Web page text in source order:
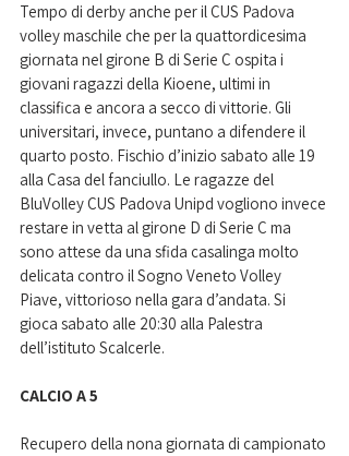
Tempo di derby anche per il CUS Padova
volley maschile che per la quattordicesima
giornata nel girone B di Serie C ospita i
giovani ragazzi della Kioene, ultimi in
classifica e ancora a secco di vittorie. Gli
universitari, invece, puntano a difendere il
quarto posto. Fischio d’inizio sabato alle 19
alla Casa del fanciullo. Le ragazze del
BluVolley CUS Padova Unipd vogliono invece
restare in vetta al girone D di Serie C ma
sono attese da una sfida casalinga molto
delicata contro il Sogno Veneto Volley
Piave, vittorioso nella gara d’andata. Si
gioca sabato alle 20:30 alla Palestra
dell’istituto Scalcerle.
CALCIO A 5
Recupero della nona giornata di campionato